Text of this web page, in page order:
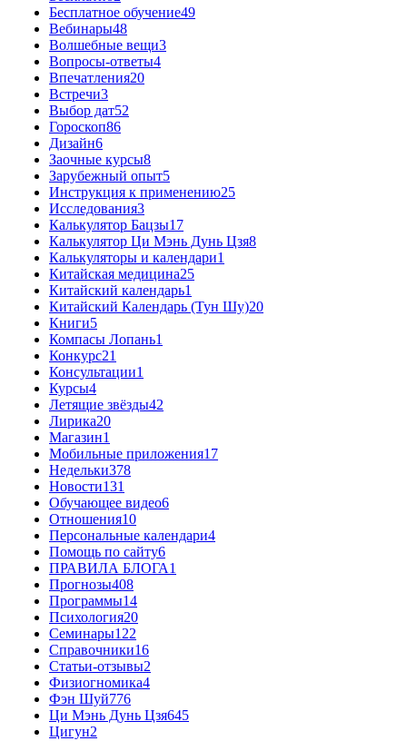
Бесплатное обучение49
Вебинары48
Волшебные вещи3
Вопросы-ответы4
Впечатления20
Встречи3
Выбор дат52
Гороскоп86
Дизайн6
Заочные курсы8
Зарубежный опыт5
Инструкция к применению25
Исследования3
Калькулятор Бацзы17
Калькулятор Ци Мэнь Дунь Цзя8
Калькуляторы и календари1
Китайская медицина25
Китайский календарь1
Китайский Календарь (Тун Шу)20
Книги5
Компасы Лопань1
Конкурс21
Консультации1
Курсы4
Летящие звёзды42
Лирика20
Магазин1
Мобильные приложения17
Недельки378
Новости131
Обучающее видео6
Отношения10
Персональные календари4
Помощь по сайту6
ПРАВИЛА БЛОГА1
Прогнозы408
Программы14
Психология20
Семинары122
Справочники16
Статьи-отзывы2
Физиогномика4
Фэн Шуй776
Ци Мэнь Дунь Цзя645
Цигун2